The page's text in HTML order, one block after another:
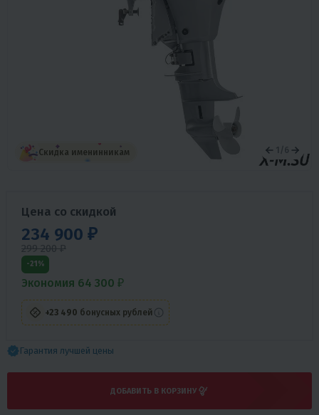
Скидка именинникам / 6
Гарантия лучшей цены
Цена со скидкой
234 900 ₽
299 200 ₽
-21%
Экономия 64 300 ₽
+23 490 бонусных рублей
ДОБАВИТЬ В КОРЗИНУ